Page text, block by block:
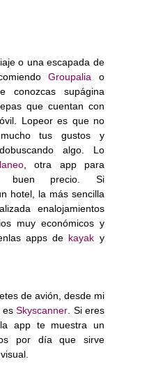
o una escapada de
Groupalia o
conozcas supágina
que cuentan con
Lopeor es que no
mucho tus gustos y
algo. Lo
, otra app para
a buen precio. Si
hotel, la más sencilla
enalojamientos
muy económicos y
apps de kayak y
de avión, desde mi
es Skyscanner . Si eres
app te muestra un
por día que sirve